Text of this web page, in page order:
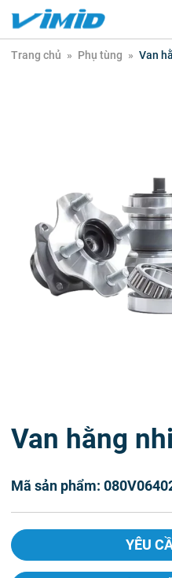
Trang chủ » Phụ tùng » Van
Van hằng
Mã sản phẩm:
YÊU